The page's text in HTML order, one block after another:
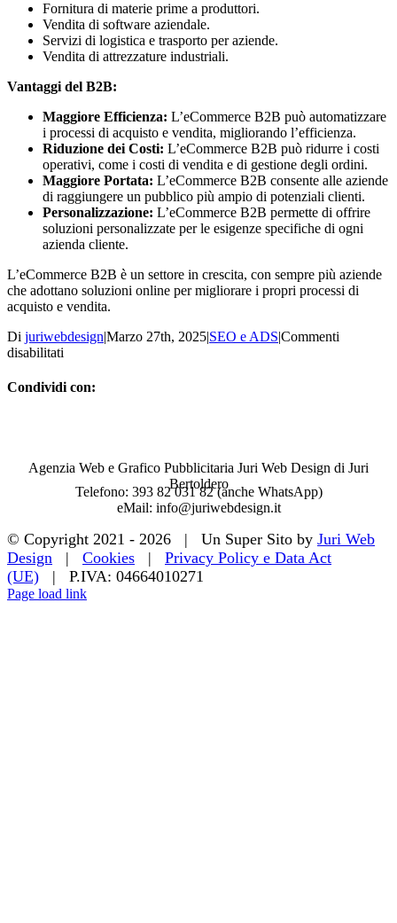
Fornitura di materie prime a produttori.
Vendita di software aziendale.
Servizi di logistica e trasporto per aziende.
Vendita di attrezzature industriali.
Vantaggi del B2B:
Maggiore Efficienza: L’eCommerce B2B può automatizzare
i processi di acquisto e vendita, migliorando l’efficienza.
Riduzione dei Costi: L’eCommerce B2B può ridurre i costi
operativi, come i costi di vendita e di gestione degli ordini.
Maggiore Portata: L’eCommerce B2B consente alle aziende
di raggiungere un pubblico più ampio di potenziali clienti.
Personalizzazione: L’eCommerce B2B permette di offrire
soluzioni personalizzate per le esigenze specifiche di ogni
azienda cliente.
L’eCommerce B2B è un settore in crescita, con sempre più aziende
che adottano soluzioni online per migliorare i propri processi di
acquisto e vendita.
Di juriwebdesign|Marzo 27th, 2025|SEO e ADS|Commenti
disabilitati
Condividi con:
Agenzia Web e Grafico Pubblicitaria Juri Web Design di Juri
Bertoldero
Telefono: 393 82 031 82 (anche WhatsApp)
eMail: info@juriwebdesign.it
© Copyright 2021 - 2026 | Un Super Sito by Juri Web
Design | Cookies | Privacy Policy e Data Act
(UE) | P.IVA: 04664010271
Page load link